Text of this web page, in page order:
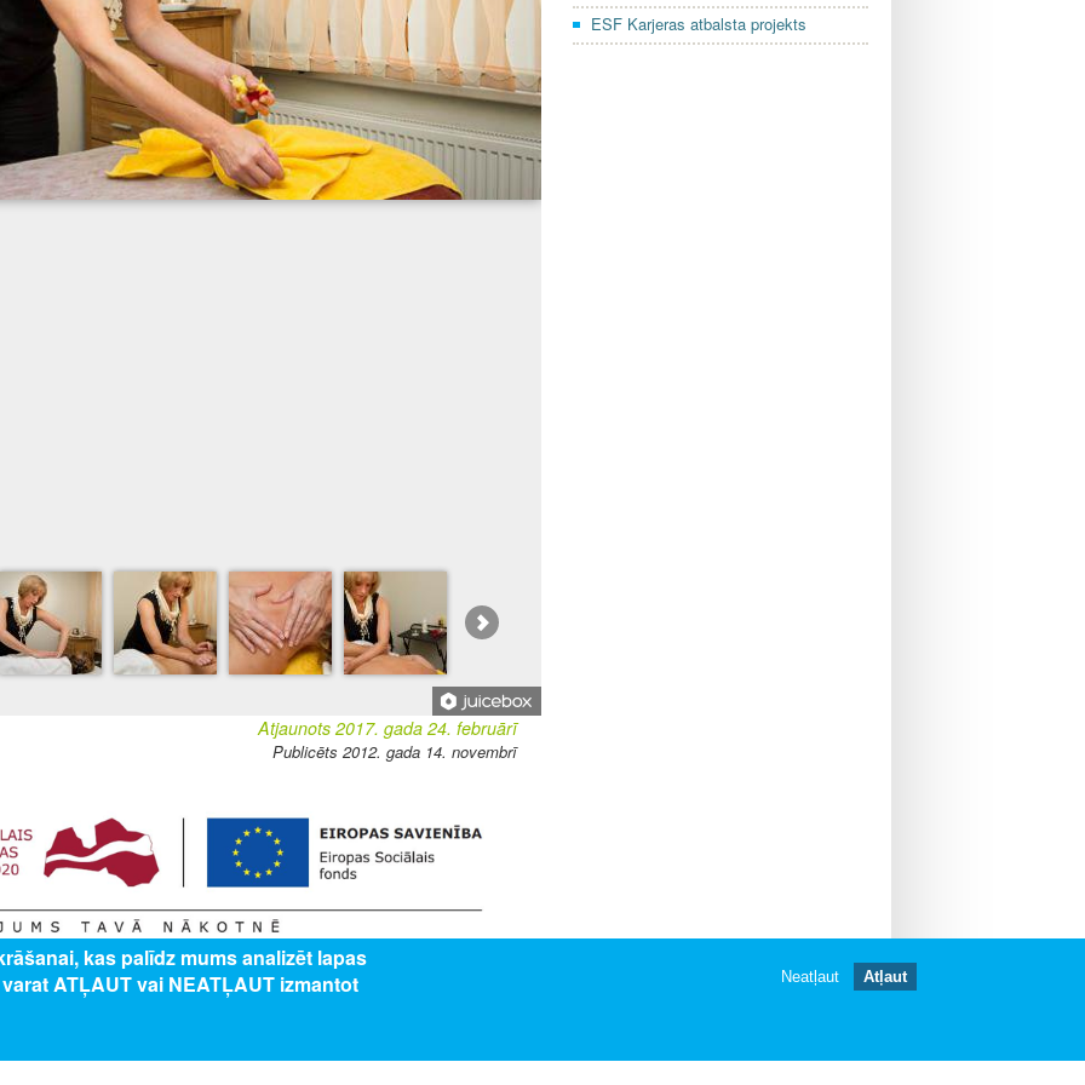
Atjaunots 2017. gada 24. februārī
Publicēts 2012. gada 14. novembrī
8.3.5. specifiskā atbalsta mērķa "Uzlabot pieeju karjeras atbalstam
iestādēs" projekts Nr. 8.3.5.0/16/I/001 “Karjeras atbalsts vispārējās un
ESF Karjeras atbalsta projekts
kas palīdz mums analizēt lapas
ATĻAUT vai NEATĻAUT izmantot
Neatļaut Atļaut